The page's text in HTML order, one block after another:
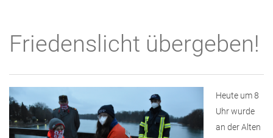
Friedenslicht übergeben!
Heute um 8
Uhr wurde
an der Alten